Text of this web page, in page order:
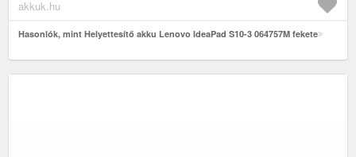
akkuk.hu
Hasonlók, mint Helyettesítő akku Lenovo IdeaPad S10-3 064757M fekete